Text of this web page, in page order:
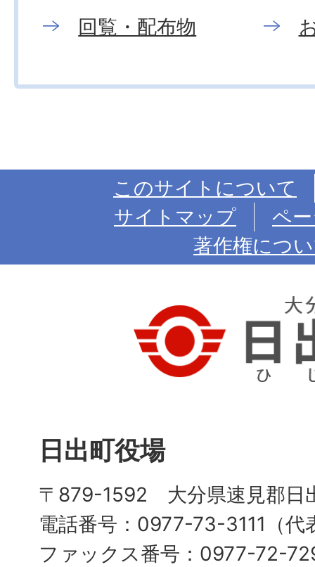
回覧・配布物
このサイトについて
サイトマップ
ペ
著作権につ
日出町役場
〒879-1592 大分県速見郡日
電話番号：0977-73-3111（代
ファックス番号：0977-72-